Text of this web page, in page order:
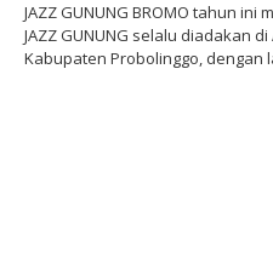
JAZZ GUNUNG BROMO tahun
JAZZ GUNUNG selalu diadakan
Kabupaten Probolinggo, dengan